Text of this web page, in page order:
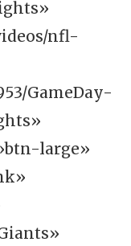
nfl-
GameDay-
large»